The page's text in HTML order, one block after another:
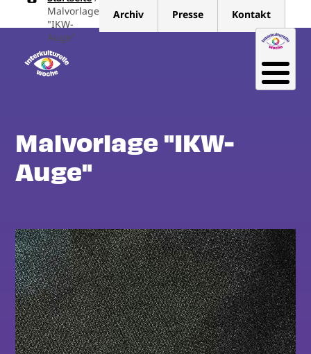
Direkt
Malvorlage
"IKW-
Auge"
Archiv Presse Kontakt
Malvorlage "IKW-
Auge"